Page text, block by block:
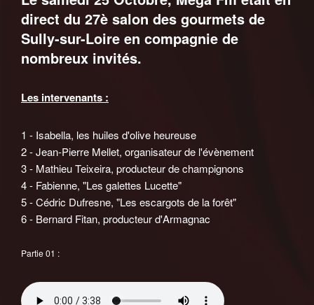
direct du 27è salon des gourmets de
Sully-sur-Loire en compagnie de
nombreux invités.
Les intervenants :
1 - Isabella, les huiles d'olive heureuse
2 - Jean-Pierre Mellet, organisateur de l'évènement
3 - Mathieu Teixeira, producteur de champignons
4 - Fabienne, "Les galettes Lucette"
5 - Cédric Dufresne, "Les escargots de la forêt"
6 - Bernard Fitan, producteur d'Armagnac
Partie 01 :